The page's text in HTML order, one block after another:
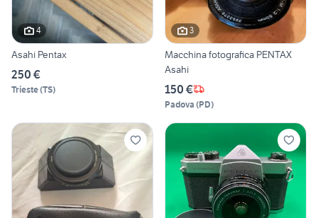
4
Asahi Pentax
250 €
Trieste(TS)
3
Macchina fotografica PENTAX
Asahi
150 €
Padova (PD)